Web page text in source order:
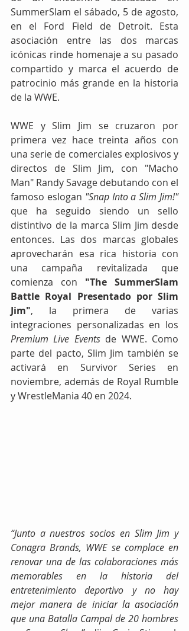
SummerSlam el sábado, 5 de agosto,
en el Ford Field de Detroit. Esta
asociación entre las dos marcas
icónicas rinde homenaje a su pasado
compartido y marca el acuerdo de
patrocinio más grande en la historia
de la WWE.
WWE y Slim Jim se cruzaron por
primera vez hace treinta años con
una serie de comerciales explosivos y
directos de Slim Jim, con "Macho
Man" Randy Savage debutando con el
famoso eslogan "Snap Into a Slim Jim!"
que ha seguido siendo un sello
distintivo de la marca Slim Jim desde
entonces. Las dos marcas globales
aprovecharán esa rica historia con
una campaña revitalizada que
comienza con "The SummerSlam
Battle Royal Presentado por Slim
Jim", la primera de varias
Premium Live Events de WWE. Como
parte del pacto, Slim Jim también se
activará en Survivor Series en
noviembre, además de Royal Rumble
y WrestleMania 40 en 2024.
“Junto a nuestros socios en Slim Jim y
Conagra Brands, WWE se complace en
renovar una de las colaboraciones más
memorables en la historia del
entretenimiento deportivo y no hay
mejor manera de iniciar la asociación
que una Batalla Campal de 20 hombres